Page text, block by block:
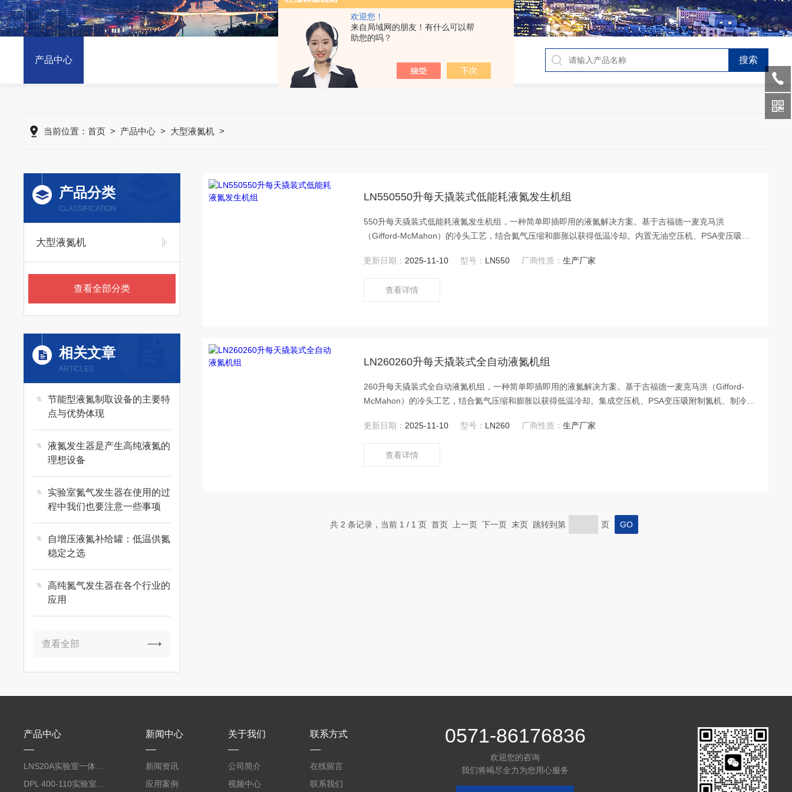
欢迎您！
来自局域网的朋友！有什么可以帮
助您的吗？
产品中心
当前位置：首页 > 产品中心 > 大型液氮机 >
产品分类
CLASSIFICATION
大型液氮机
查看全部分类
相关文章
ARTICLES
节能型液氮制取设备的主要特
点与优势体现
液氮发生器是产生高纯液氮的
理想设备
实验室氮气发生器在使用的过
程中我们也要注意一些事项
自增压液氮补给罐：低温供氮
稳定之选
高纯氮气发生器在各个行业的
应用
查看全部
LN550550升每天撬装式低能耗液氮发生机组
550升每天撬装式低能耗液氮发生机组，一种简单即插即用的液氮解决方案。基于吉福德一麦克马洪
（Gifford-McMahon）的冷头工艺，结合氦气压缩和膨胀以获得低温冷却。内置无油空压机、PSA变压吸附
更新日期： 2025-11-10 型号： LN550 厂商性质：生产厂家
查看详情
LN260260升每天撬装式全自动液氮机组
260升每天撬装式全自动液氮机组，一种简单即插即用的液氮解决方案。基于吉福德一麦克马洪（Gifford-
McMahon）的冷头工艺，结合氦气压缩和膨胀以获得低温冷却。集成空压机、PSA变压吸附制氮机、制冷
更新日期： 2025-11-10 型号： LN260 厂商性质：生产厂家
查看详情
共 2 条记录，当前 1 / 1 页 首页 上一页 下一页 末页 跳转到第 页
产品中心 新闻中心
新闻资讯
应用案例
关于我们
公司简介
视频中心
联系方式
在线留言
联系我们
0571-86176836
欢迎您的咨询
我们将竭尽全力为您用心服务